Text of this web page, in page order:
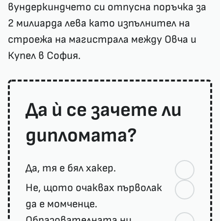
вундеркиндчето си отпусна поръчка за
2 милиарда лева като изпълнител на
строежа на магистрала между Овча и
Купел в София.
Да ѝ се зачете ли
дипломата?
Да, тя е бял хакер.
Не, щото очаквах първолак
да е момченце.